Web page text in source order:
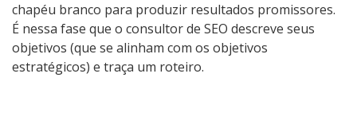
chapéu branco para produzir resultados promissores.
É nessa fase que o consultor de SEO descreve seus
objetivos (que se alinham com os objetivos
estratégicos) e traça um roteiro.